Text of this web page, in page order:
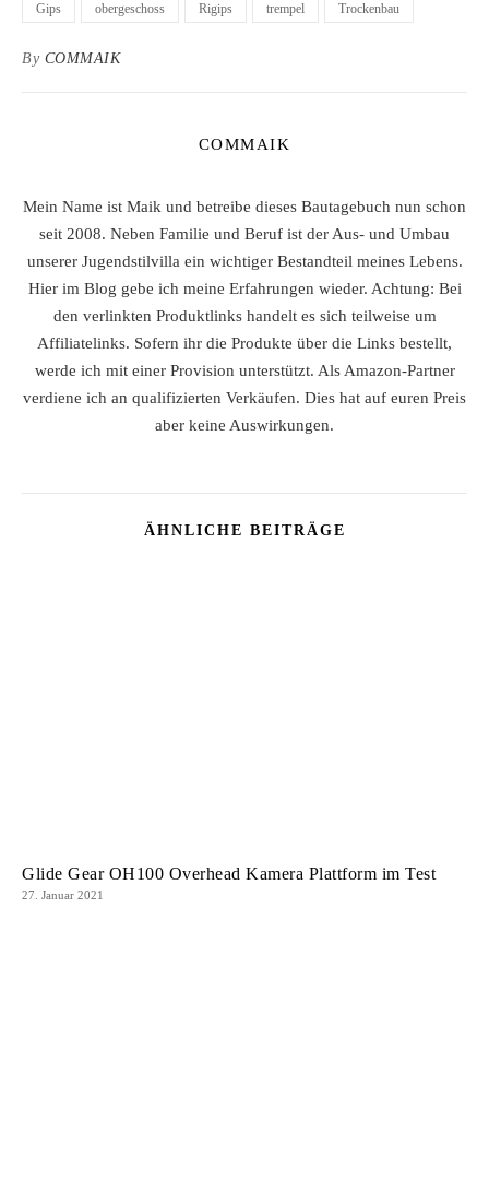
Gips obergeschoss Rigips trempel Trockenbau
By COMMAIK
COMMAIK
Mein Name ist Maik und betreibe dieses Bautagebuch nun schon
seit 2008. Neben Familie und Beruf ist der Aus- und Umbau
unserer Jugendstilvilla ein wichtiger Bestandteil meines Lebens.
Hier im Blog gebe ich meine Erfahrungen wieder. Achtung: Bei
den verlinkten Produktlinks handelt es sich teilweise um
Affiliatelinks. Sofern ihr die Produkte über die Links bestellt,
werde ich mit einer Provision unterstützt. Als Amazon-Partner
verdiene ich an qualifizierten Verkäufen. Dies hat auf euren Preis
aber keine Auswirkungen.
ÄHNLICHE BEITRÄGE
Glide Gear OH100 Overhead Kamera Plattform im Test
27. Januar 2021